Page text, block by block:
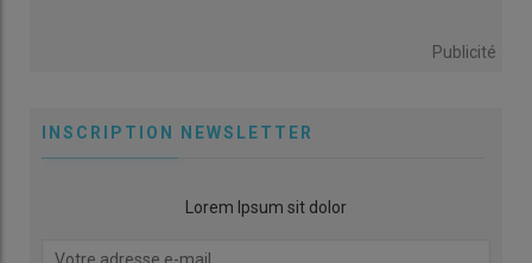
Publicité
INSCRIPTION NEWSLETTER
Lorem Ipsum sit dolor